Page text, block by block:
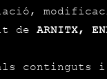
de ARNITX,
continguts i